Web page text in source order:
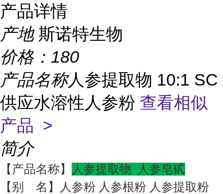
产品详情
产地 斯诺特生物
价格： 180
产品名称人参提取物 10:1 SC
供应水溶性人参粉 查看相似
产品 >
简介
【产品名称】
人参提取物 人参皂甙
【别 名】人参粉 人参根粉 人参提取粉